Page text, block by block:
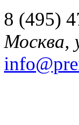
8 (495)
Москва,